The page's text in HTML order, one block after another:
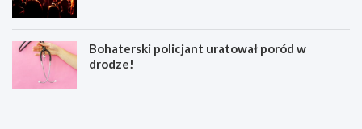
Bohaterski policjant uratował poród w
drodze!
Z
Z